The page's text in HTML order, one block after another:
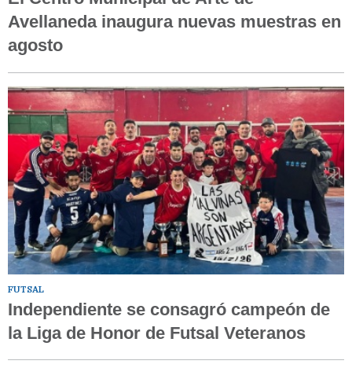
Avellaneda inaugura nuevas muestras en
agosto
FUTSAL
Independiente se consagró campeón de
la Liga de Honor de Futsal Veteranos